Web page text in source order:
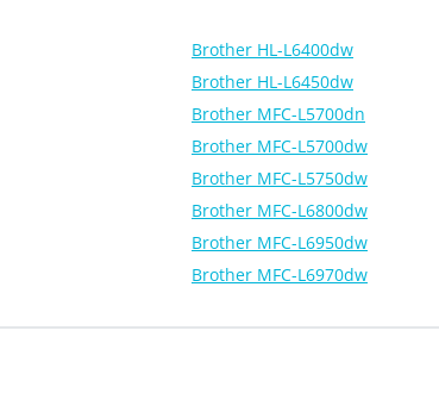
Brother HL-L6400dw
Brother HL-L6450dw
Brother MFC-L5700dn
Brother MFC-L5700dw
Brother MFC-L5750dw
Brother MFC-L6800dw
Brother MFC-L6950dw
Brother MFC-L6970dw